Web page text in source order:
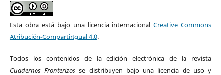
Esta obra está bajo una licencia internacional Creative Commons
Atribución-CompartirIgual 4.0.
Todos los contenidos de la edición electrónica de la revista
Cuadernos Fronterizos se distribuyen bajo una licencia de uso y